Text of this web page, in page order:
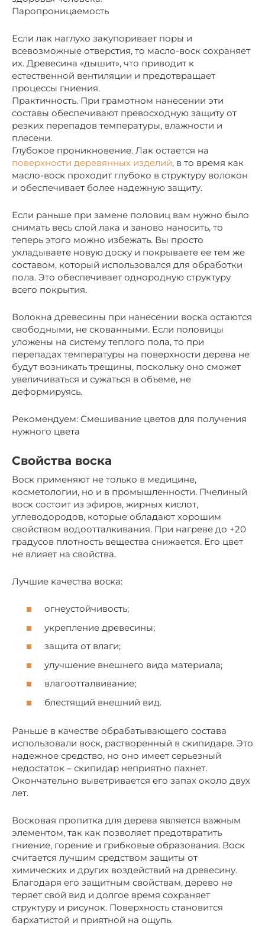
Паропроницаемость
Если лак наглухо закупоривает поры и
всевозможные отверстия, то масло-воск сохраняет
их. Древесина «дышит», что приводит к
естественной вентиляции и предотвращает
процессы гниения.
Практичность. При грамотном нанесении эти
составы обеспечивают превосходную защиту от
резких перепадов температуры, влажности и
плесени.
Глубокое проникновение. Лак остается на
поверхности деревянных изделий, в то время как
масло-воск проходит глубоко в структуру волокон
и обеспечивает более надежную защиту.
Если раньше при замене половиц вам нужно было
снимать весь слой лака и заново наносить, то
теперь этого можно избежать. Вы просто
укладываете новую доску и покрываете ее тем же
составом, который использовался для обработки
пола. Это обеспечивает однородную структуру
всего покрытия.
Волокна древесины при нанесении воска остаются
свободными, не скованными. Если половицы
уложены на систему теплого пола, то при
перепадах температуры на поверхности дерева не
будут возникать трещины, поскольку оно сможет
увеличиваться и сужаться в объеме, не
деформируясь.
Рекомендуем: Смешивание цветов для получения
нужного цвета
Свойства воска
Воск применяют не только в медицине,
косметологии, но и в промышленности. Пчелиный
воск состоит из эфиров, жирных кислот,
углеводородов, которые обладают хорошим
свойством водоотталкивания. При нагреве до +20
градусов плотность вещества снижается. Его цвет
не влияет на свойства.
Лучшие качества воска:
огнеустойчивость;
укрепление древесины;
защита от влаги;
улучшение внешнего вида материала;
влагоотталвивание;
блестящий внешний вид.
Раньше в качестве обрабатывающего состава
использовали воск, растворенный в скипидаре. Это
надежное средство, но оно имеет серьезный
недостаток – скипидар неприятно пахнет.
Окончательно выветривается его запах около двух
лет.
Восковая пропитка для дерева является важным
элементом, так как позволяет предотвратить
гниение, горение и грибковые образования. Воск
считается лучшим средством защиты от
химических и других воздействий на древесину.
Благодаря его защитным свойствам, дерево не
теряет свой вид и долгое время сохраняет
структуру и рисунок. Поверхность становится
бархатистой и приятной на ощупь.